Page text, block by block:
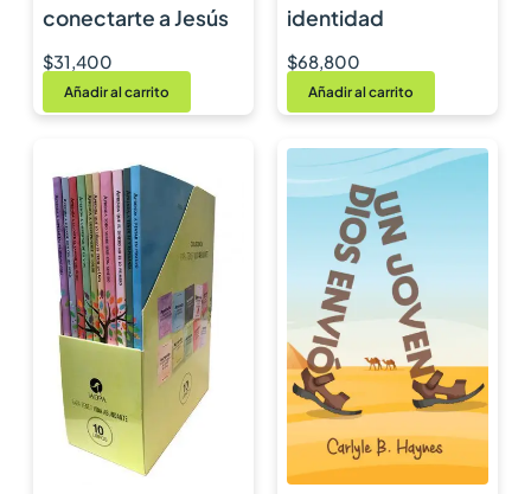
conectarte a Jesús
$31,400
Añadir al carrito
identidad
$68,800
Añadir al carrito